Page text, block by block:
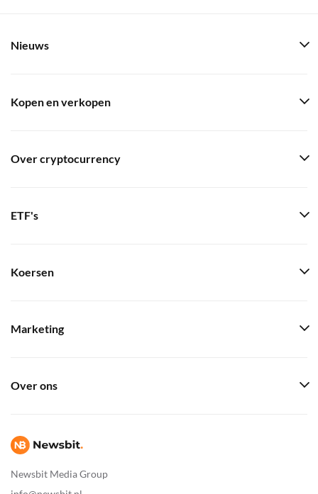
Newsbit Media Group
Nieuws
Kopen en verkopen
Over cryptocurrency
ETF's
Koersen
Marketing
Over ons